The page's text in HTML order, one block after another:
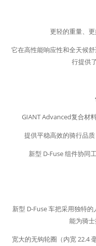
更轻的重量、更
它在高性能响应性和全天候
行提供
GIANT Advanced复合材
提供平稳高效的骑行品
新型 D-Fuse 组件协同
新型 D-Fuse 车把采用独特
能为骑士
宽大的无钩轮圈（内宽 22.4